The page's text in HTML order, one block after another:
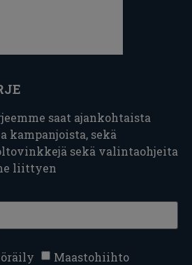
saat ajankohtaista
kampanjoista, sekä
sekä valintaohjeita
liittyen
Maastohiihto